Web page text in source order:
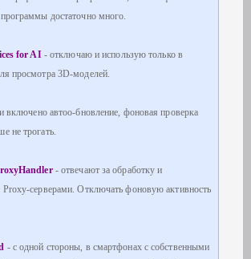
достаточно много.
for AI- отключаю и использую только в
просмотра 3D-моделей.
включено автоо-бновление, фоновая проверка
не трогать.
- отвечают за обработку и
Proxy-серверами. Отключать фоновую активность
- с одной стороны, в смартфонах с собственными